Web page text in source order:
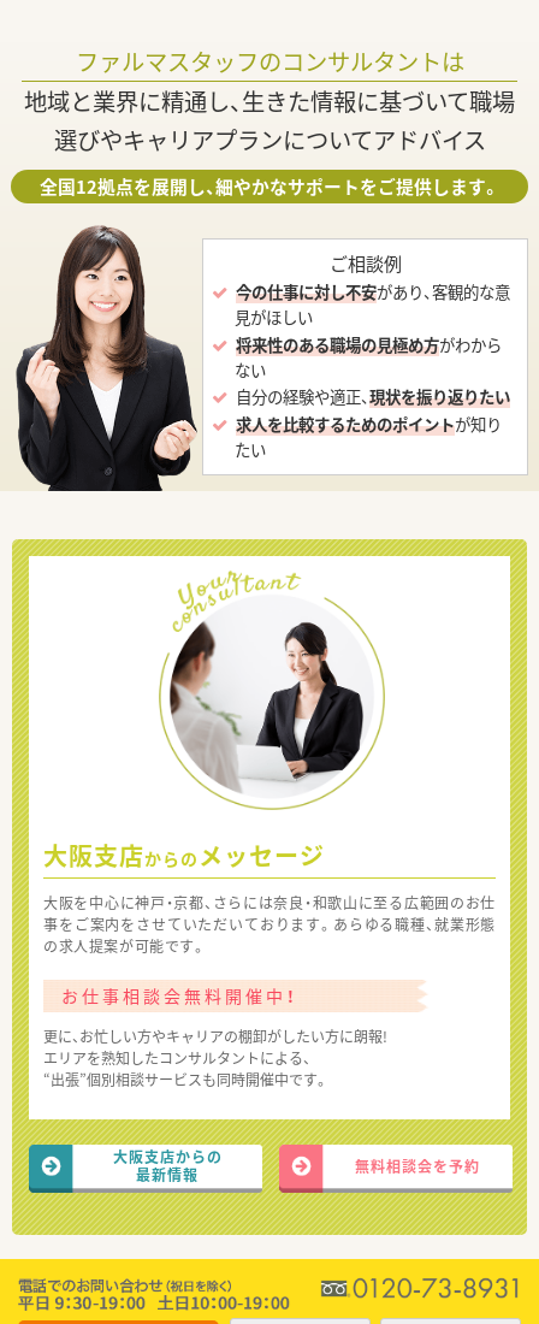
ファルマスタッフのコンサルタントは
地域と業界に精通し、生きた情報に基づいて職場
選びやキャリアプランについてアドバイス
全国12拠点を展開し、細やかなサポートをご提供します。
ご相談例
今の仕事に対し不安があり、客観的な意
見がほしい
将来性のある職場の見極め方がわから
ない
自分の経験や適正、現状を振り返りたい
求人を比較するためのポイントが知り
たい
大阪支店からの メッセージ
大阪を中心に神戸・京都、さらには奈良・和歌山に至る広範囲のお仕
事をご案内をさせていただいております。あらゆる職種、就業形態
の求人提案が可能です。
お仕事相談会無料開催中！
更に、お忙しい方やキャリアの棚卸がしたい方に朗報!
エリアを熟知したコンサルタントによる、
“出張”個別相談サービスも同時開催中です。
大阪支店からの
最新情報
無料相談会を予約